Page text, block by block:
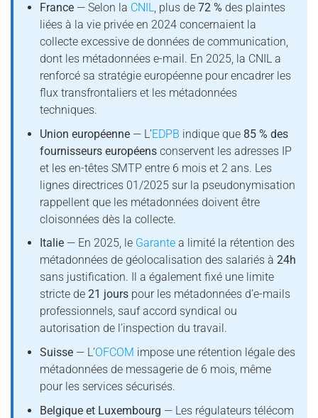
France— Selon la CNIL, plus de 72 % des plaintes
liées à la vie privée en 2024 concernaient la
collecte excessive de données de communication,
dont les métadonnées e-mail. En 2025, la CNIL a
renforcé sa stratégie européenne pour encadrer les
flux transfrontaliers et les métadonnées
techniques.
Union européenne— L’EDPB indique que 85 % des
fournisseurs européensconservent les adresses IP
et les en-têtes SMTP entre 6 mois et 2 ans. Les
lignes directrices 01/2025 sur la pseudonymisation
rappellent que les métadonnées doivent être
cloisonnées dès la collecte.
Italie— En 2025, le Garantea limité la rétention des
métadonnées de géolocalisation des salariés à 24h
sans justification. Il a également fixé une limite
stricte de 21 jourspour les métadonnées d’e-mails
professionnels, sauf accord syndical ou
autorisation de l’inspection du travail.
Suisse— L’OFCOM impose une rétention légale des
métadonnées de messagerie de 6 mois, même
pour les services sécurisés.
Belgique et Luxembourg — Les régulateurs télécom